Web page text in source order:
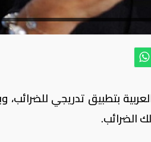
بتطبيق تدريجي للضرائب،
الضرائب.